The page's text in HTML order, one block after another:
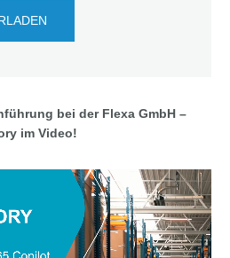
bei der Flexa GmbH –
im Video!